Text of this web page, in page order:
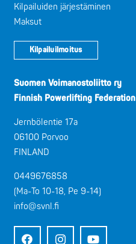
Kilpailuiden järjestäminen
Maksut
Kilpailuilmoitus
Suomen Voimanostoliitto ry
Finnish Powerlifting Federation
Jernbölentie 17a
06100 Porvoo
FINLAND
0449676858
(Ma-To 10-18, Pe 9-14)
info@svnl.fi